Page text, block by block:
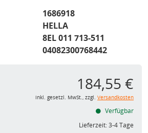
1686918
HELLA
8EL 011 713-511
04082300768442
184,55 €
inkl. gesetzl. MwSt., zzgl. Versandkosten
Verfügbar
Lieferzeit:3-4 Tage